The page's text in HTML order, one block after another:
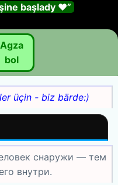
başlady ❤️”
Agza
bol
üçin - biz bärde:)
снаружи — тем
внутри.